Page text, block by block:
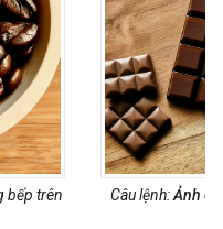
bếp trên
Câu lệnh:Ảnh